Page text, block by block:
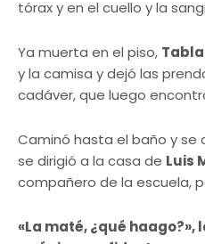
tórax y en el cuello y la
Ya muerta en el piso,
y la camisa y dejó las
cadáver, que luego
Caminó hasta el baño y se
se dirigió a la casa de Luis
compañero de la escuela,
«La maté, ¿qué